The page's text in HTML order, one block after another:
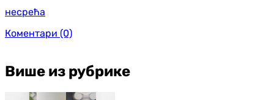
несрећа
Коментари (0)
Више из рубрике